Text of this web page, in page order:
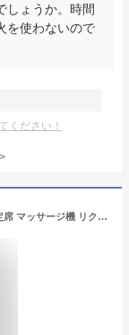
しょうか。時間
を使わないので
ください！
>
スライヴ CHD-9200-BK ブラック くつろぎ指定席 マッサージ機 リクライニング コンパクト マッサージ器 疲労 筋肉疲労 首 腰 腕 脚 土踏まず マッサージチェア【代引き不可】